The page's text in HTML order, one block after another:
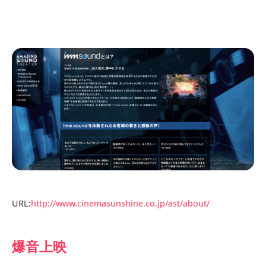
URL:http://www.cinemasunshine.co.jp/ast/about/
爆音上映